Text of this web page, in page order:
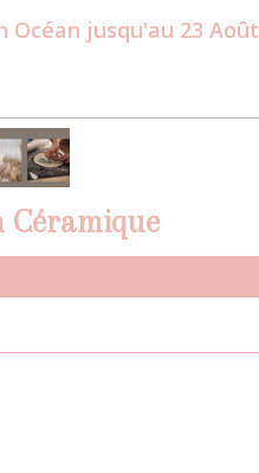
Océan jusqu'au 23 Août
Céramique